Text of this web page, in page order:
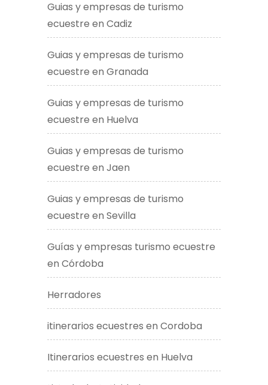
Guias y empresas de turismo
ecuestre en Cadiz
Guias y empresas de turismo
ecuestre en Granada
Guias y empresas de turismo
ecuestre en Huelva
Guias y empresas de turismo
ecuestre en Jaen
Guias y empresas de turismo
ecuestre en Sevilla
Guías y empresas turismo ecuestre
en Córdoba
Herradores
itinerarios ecuestres en Cordoba
Itinerarios ecuestres en Huelva